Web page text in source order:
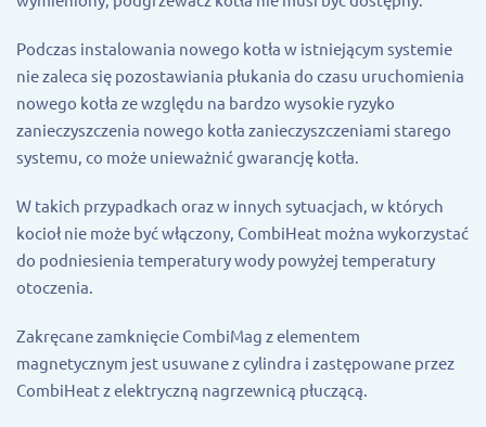
Podczas instalowania nowego kotła w istniejącym systemie
nie zaleca się pozostawiania płukania do czasu uruchomienia
nowego kotła ze względu na bardzo wysokie ryzyko
zanieczyszczenia nowego kotła zanieczyszczeniami starego
systemu, co może unieważnić gwarancję kotła.
W takich przypadkach oraz w innych sytuacjach, w których
kocioł nie może być włączony, CombiHeat można wykorzystać
do podniesienia temperatury wody powyżej temperatury
otoczenia.
Zakręcane zamknięcie CombiMag z elementem
magnetycznym jest usuwane z cylindra i zastępowane przez
CombiHeat z elektryczną nagrzewnicą płuczącą.